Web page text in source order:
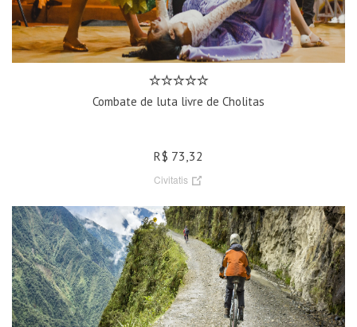
Combate de luta livre de Cholitas
R$ 73,32
Civitatis